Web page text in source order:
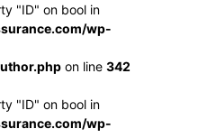
"ID" on bool in
wp-
on line 342
"ID" on bool in
wp-